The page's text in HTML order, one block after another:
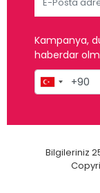
Kampanya,
haberdar
Bilgileriniz